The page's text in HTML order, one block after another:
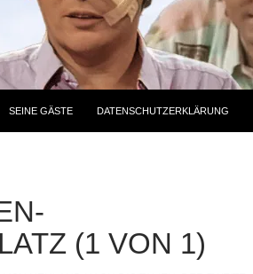
SEINE GÄSTE DATENSCHUTZERKLÄRUNG
(1 VON 1)